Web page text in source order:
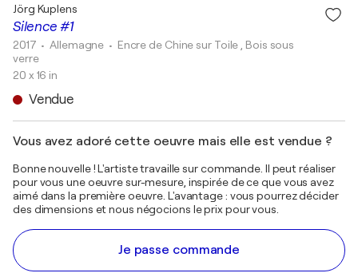
Silence #1
Jörg Kuplens
2017 • Allemagne • Encre de Chine sur Toile , Bois sous
verre
20 x 16 in
Vendue
Vous avez adoré cette oeuvre mais elle est vendue ?
Bonne nouvelle ! L'artiste travaille sur commande. Il peut réaliser
pour vous une oeuvre sur-mesure, inspirée de ce que vous avez
aimé dans la première oeuvre. L'avantage : vous pourrez décider
des dimensions et nous négocions le prix pour vous.
Je passe commande